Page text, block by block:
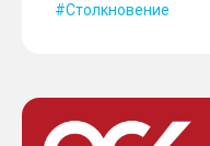
Столкновение